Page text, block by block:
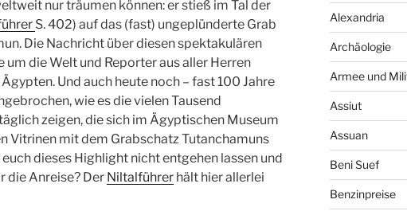
nur träumen können: er stieß im Tal der
S. 402) auf das (fast) ungeplünderte Grab
Die Nachricht über diesen spektakulären
um die Welt und Reporter aus aller Herren
Ägypten. Und auch heute noch – fast 100 Jahre
wiees die vielen Tausend
zeigen, die sich im Ägyptischen Museum
Vitrinen mit dem Grabschatz Tutanchamuns
dieses Highlight nicht entgehen lassen und
die Anreise? Der Niltalführer hält hier allerlei
Alexandria
Archäologie
Armee und
Assiut
Assuan
Beni Suef
Benzinpreise